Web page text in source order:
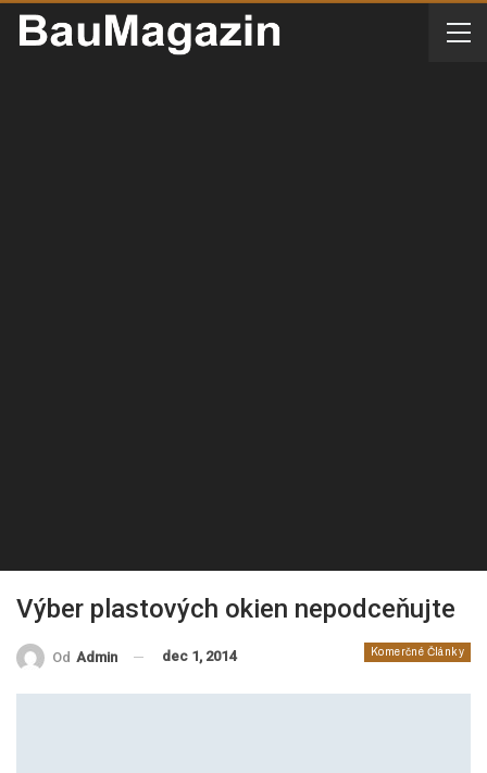
Výber plastových okien nepodceňujte
Komerčné Články
Od Admin dec 1, 2014